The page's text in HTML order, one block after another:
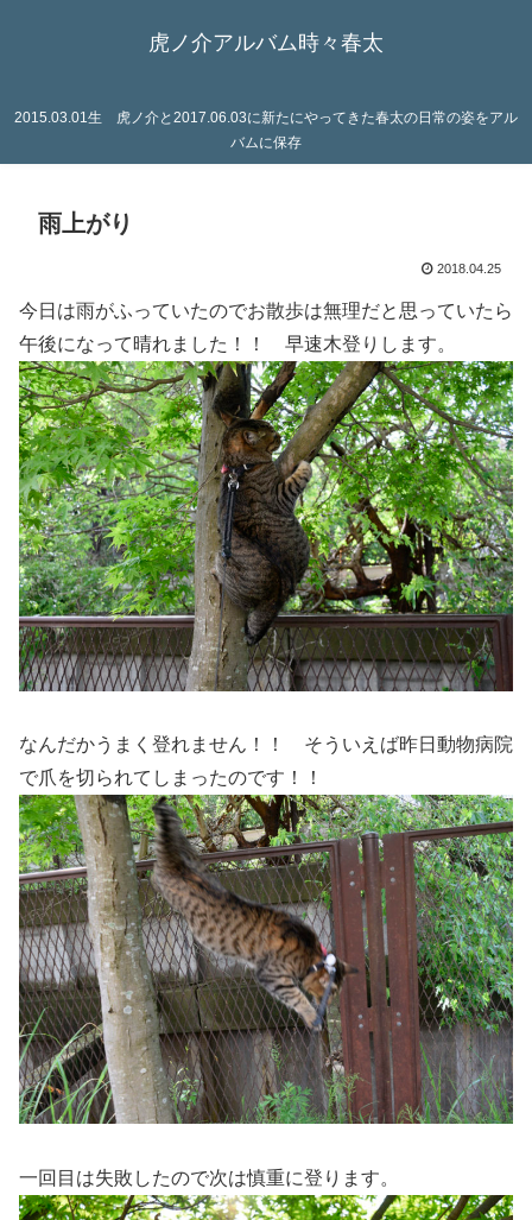
虎ノ介アルバム時々春太
2015.03.01生 虎ノ介と2017.06.03に新たにやってきた春太の日常の姿をアル
バムに保存
雨上がり
2018.04.25
今日は雨がふっていたのでお散歩は無理だと思っていたら
午後になって晴れました！！ 早速木登りします。
なんだかうまく登れません！！ そういえば昨日動物病院
で爪を切られてしまったのです！！
一回目は失敗したので次は慎重に登ります。